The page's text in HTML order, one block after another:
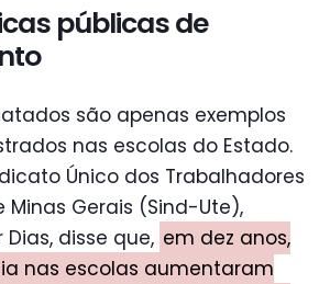
públicas de
são apenas exemplos
nas escolas do Estado.
Único dos Trabalhadores
Gerais (Sind-Ute),
disse que, em dez anos,
nas escolas aumentaram